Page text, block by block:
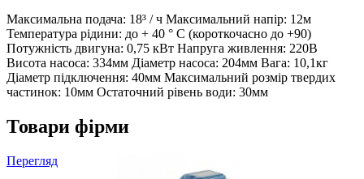
Максимальна подача: 18³ / ч Максимальний напір: 12м
Температура рідини: до + 40 ° С (короткочасно до +90)
Потужність двигуна: 0,75 кВт Напруга живлення: 220В
Висота насоса: 334мм Діаметр насоса: 204мм Вага: 10,1кг
Діаметр підключення: 40мм Максимальний розмір твердих
частинок: 10мм Остаточний рівень води: 30мм
Товари фірми
Перегляд